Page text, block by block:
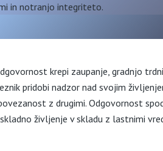
in notranjo integriteto.
krepi zaupanje, gradnjo
pridobi nadzor nad svojim
z drugimi. Odgovornost
življenje v skladu z lastnimi